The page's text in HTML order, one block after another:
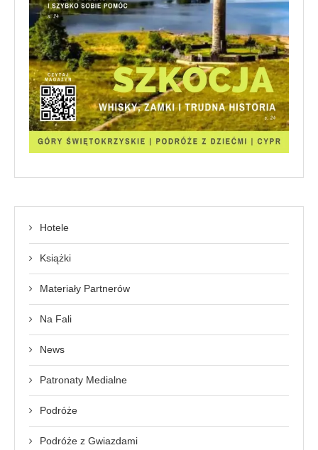
Hotele
Książki
Materiały Partnerów
Na Fali
News
Patronaty Medialne
Podróże
Podróże z Gwiazdami